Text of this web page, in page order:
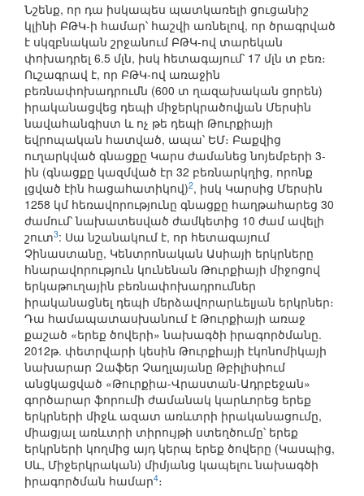
Նշենք, որ դա իսկապես պատկառելի ցուցանիշ
կլինի ԲԹԿ-ի համար՝ հաշվի առնելով, որ ծրագրված
է սկզբնական շրջանում ԲԹԿ-ով տարեկան
փոխադրել 6.5 մլն, իսկ հետագայում՝ 17 մլն տ բեռ։
Ուշագրավ է, որ ԲԹԿ-ով առաջին
բեռնափոխադրումն (600 տ ղազախական ցորեն)
իրականացվեց դեպի միջերկրածովյան Մերսին
նավահանգիստ և ոչ թե դեպի Թուրքիայի
եվրոպական հատված, ապա՝ ԵՄ։ Բաքվից
ուղարկված գնացքը Կարս ժամանեց նոյեմբերի 3-
ին (գնացքը կազմված էր 32 բեռնարկղից, որոնք
լցված էին հացահատիկով)2, իսկ Կարսից Մերսին
1258 կմ հեռավորությունը գնացքը հաղթահարեց 30
ժամում՝ նախատեսված ժամկետից 10 ժամ ավելի
շուտ3: Սա նշանակում է, որ հետագայում
Չինաստանը, Կենտրոնական Ասիայի երկրները
հնարավորություն կունենան Թուրքիայի միջոցով
երկաթուղային բեռնափոխադրումներ
իրականացնել դեպի մերձավորարևելյան երկրներ։
Դա համապատասխանում է Թուրքիայի առաջ
քաշած «երեք ծովերի» նախագծի իրագործմանը.
2012թ. փետրվարի կեսին Թուրքիայի էկոնոմիկայի
նախարար Զաֆեր Չաղլայանը Թբիլիսիում
անցկացված «Թուրքիա-Վրաստան-Ադրբեջան»
գործարար ֆորումի ժամանակ կարևորեց երեք
երկրների միջև ազատ առևտրի իրականացումը,
միացյալ առևտրի տիրույթի ստեղծումը՝ երեք
երկրների կողմից այդ կերպ երեք ծովերը (Կասպից,
Սև, Միջերկրական) միմյանց կապելու նախագծի
իրագործման համար4։